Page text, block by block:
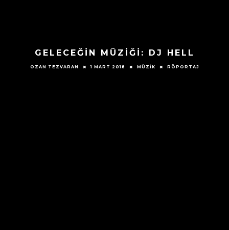
GELECEĞIN MÜZIĞI: DJ HELL
OZAN TEZVARAN 1 MART 2018 MÜZIK RÖPORTAJ